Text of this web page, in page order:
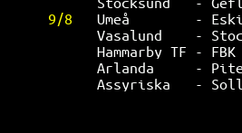
9/8 Umeå        -
Vasalund    -
Hammarby TF
Arlanda
Assyriska   -